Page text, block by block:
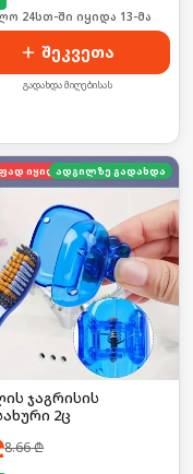
24სთ-ში იყიდა 13-მა
შეკვეთა
გადახდა მიღებისას
სწრაფად იყიდება
ადგილზე გადახდა
ჯაგრისის
2ც
8.66₾